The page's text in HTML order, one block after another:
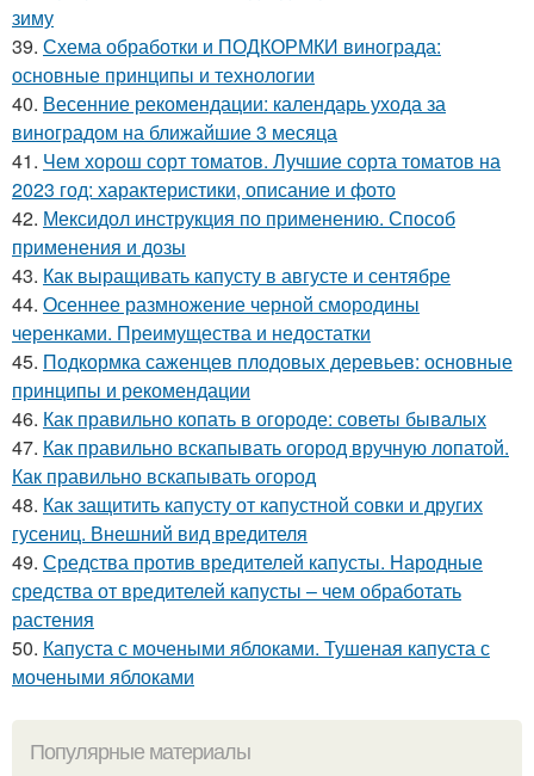
зиму
39. Схема обработки и ПОДКОРМКИ винограда:
основные принципы и технологии
40. Весенние рекомендации: календарь ухода за
виноградом на ближайшие 3 месяца
41. Чем хорош сорт томатов. Лучшие сорта томатов на
2023 год: характеристики, описание и фото
42. Мексидол инструкция по применению. Способ
применения и дозы
43. Как выращивать капусту в августе и сентябре
44. Осеннее размножение черной смородины
черенками. Преимущества и недостатки
45. Подкормка саженцев плодовых деревьев: основные
принципы и рекомендации
46. Как правильно копать в огороде: советы бывалых
47. Как правильно вскапывать огород вручную лопатой.
Как правильно вскапывать огород
48. Как защитить капусту от капустной совки и других
гусениц. Внешний вид вредителя
49. Средства против вредителей капусты. Народные
средства от вредителей капусты – чем обработать
растения
50. Капуста с мочеными яблоками. Тушеная капуста с
мочеными яблоками
Популярные материалы